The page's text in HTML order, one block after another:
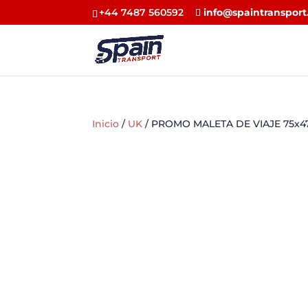
+44 7487 560592
Inicio / UK / PROMO MALETA DE VIAJE